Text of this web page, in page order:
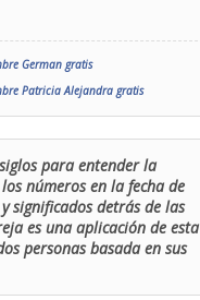
German gratis
Patricia Alejandra gratis
para entender la
números en la fecha de
significados detrás de las
es una aplicación de esta
personas basada en sus